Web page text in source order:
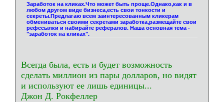
Заработок на кликах.Что может быть проще.Однако,как и в
любом другом виде бизнеса,есть свои тонкости и
секреты.Предлагаю всем заинтересованным кликерам
обмениваться своими секретами заработка,размещайте свои
рефссылки и набирайте рефералов. Наша основная тема -
"заработок на кликах".
Всегда была, есть и будет возможность
сделать миллион из пары долларов, но видят
и используют ее лишь единицы...
Джон Д. Рокфеллер